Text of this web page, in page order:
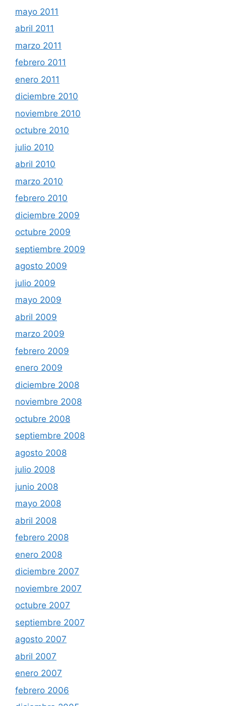
mayo 2011
abril 2011
marzo 2011
febrero 2011
enero 2011
diciembre 2010
noviembre 2010
octubre 2010
julio 2010
abril 2010
marzo 2010
febrero 2010
diciembre 2009
octubre 2009
septiembre 2009
agosto 2009
julio 2009
mayo 2009
abril 2009
marzo 2009
febrero 2009
enero 2009
diciembre 2008
noviembre 2008
octubre 2008
septiembre 2008
agosto 2008
julio 2008
junio 2008
mayo 2008
abril 2008
febrero 2008
enero 2008
diciembre 2007
noviembre 2007
octubre 2007
septiembre 2007
agosto 2007
abril 2007
enero 2007
febrero 2006